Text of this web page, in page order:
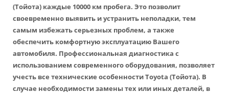
(Тойота) каждые 10000 км пробега. Это позволит
своевременно выявить и устранить неполадки, тем
самым избежать серьезных проблем, а также
обеспечить комфортную эксплуатацию Вашего
автомобиля. Профессиональная диагностика с
использованием современного оборудования, позволяет
учесть все технические особенности Toyota (Тойота). В
случае необходимости замены тех или иных деталей, в